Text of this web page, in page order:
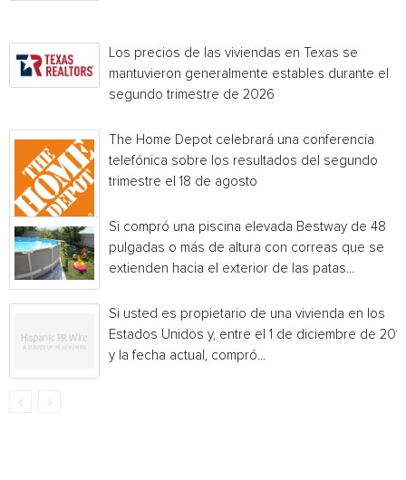
Los precios de las viviendas en Texas se
mantuvieron generalmente estables durante el
segundo trimestre de 2026
The Home Depot celebrará una conferencia
telefónica sobre los resultados del segundo
trimestre el 18 de agosto
Si compró una piscina elevada Bestway de 48
pulgadas o más de altura con correas que se
extienden hacia el exterior de las patas...
Si usted es propietario de una vivienda en los
Estados Unidos y, entre el 1 de diciembre de
y la fecha actual, compró...